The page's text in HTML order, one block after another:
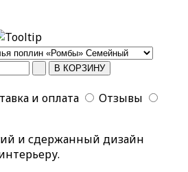
и оплата
Отзывы
и сдержанный дизайн